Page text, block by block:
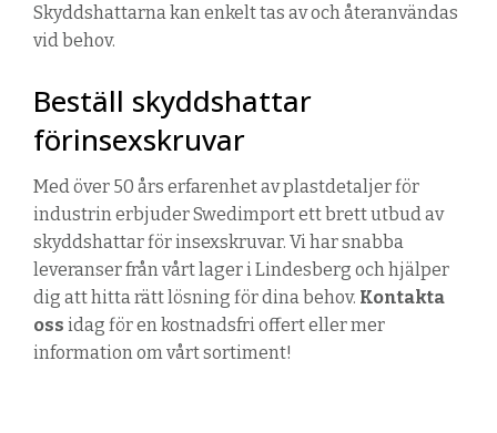
Skyddshattarna kan enkelt tas av och återanvändas
vid behov.
Beställ skyddshattar
förinsexskruvar
Med över 50 års erfarenhet av plastdetaljer för
industrin erbjuderSwedimportett brett utbud av
skyddshattar förinsexskruvar. Vi har snabba
leveranser från vårt lager i Lindesberg och hjälper
dig att hitta rätt lösning för dina behov. Kontakta
oss idag för en kostnadsfri offert eller mer
information om vårt sortiment!